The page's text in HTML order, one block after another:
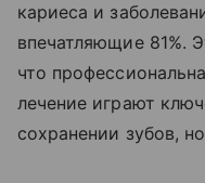
кариеса и
впечатляющие 81%.
что
лечение играют
сохранении зубов,